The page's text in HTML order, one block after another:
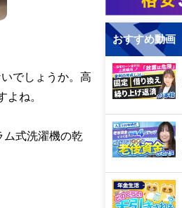
でしょうか。高
よね。
ム式洗濯機の乾
おすすめ動画